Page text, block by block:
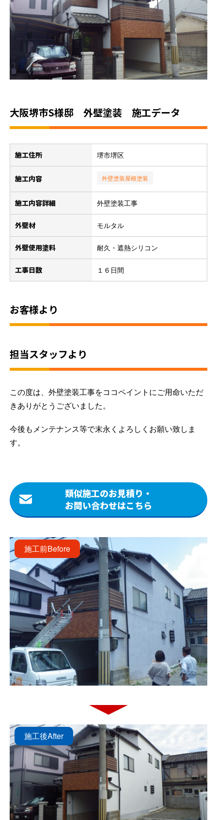
ホーム
大阪堺市S様邸 外壁塗装 施工データ
施工住所 堺市堺区
施工内容 外壁塗装屋根塗装
施工内容詳細 外壁塗装工事
外壁材 モルタル
外壁使用塗料 耐久・遮熱シリコン
工事日数 １６日間
お客様より
担当スタッフより
この度は、外壁塗装工事をココペイントにご用命いただ
きありがとうございました。
今後もメンテナンス等で末永くよろしくお願い致しま
す。
類似施工のお見積り・
お問い合わせはこちら
施工前Before
施工後After